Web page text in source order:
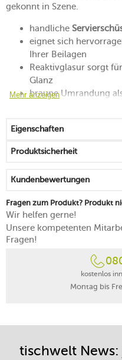
gekonnt in Szene.
handliche
eignet sich
Ihrer Beilagen
Reaktivglasur sorgt
Glanz
braune Umrandung
mikrowellengeeignet
spülmaschinenfest
Mehr anzeigen
Eigenschaften
Produktsicherheit
Kundenbewertungen
Fragen zum Produkt? Produkt
Wir helfen gerne!
Unsere kompetenten
Fragen!
kostenlos
Montag bis
tischwelt